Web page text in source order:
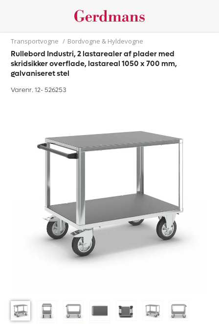
Transportvogne / Bordvogne & Hyldevogne
Rullebord Industri, 2 lastarealer af plader med
skridsikker overflade, lastareal 1050 x 700 mm,
galvaniseret stel
Varenr. 12- 526253